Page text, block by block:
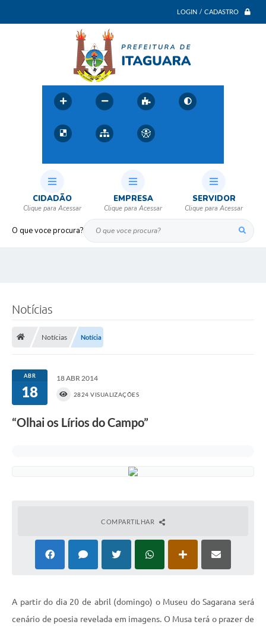
LOGIN / CADASTRO
O que voce procura?
CIDADÃO EMPRESA SERVIDOR
Notícias
Notícias Notícia
ABR
18
18 ABR 2014
2824 VISUALIZAÇÕES
“Olhai os Lírios do Campo”
COMPARTILHAR
A partir do dia 20 de abril (domingo) o Museu do Sagarana será
cenário de poesia revelada em imagens. O Musa terá o prazer de